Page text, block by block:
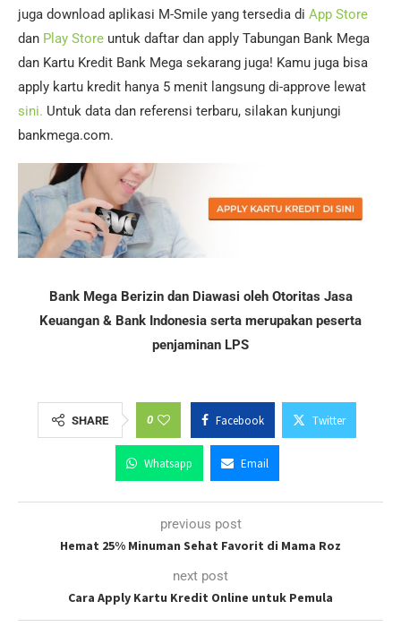
juga download aplikasi M-Smile yang tersedia di App Store
dan Play Store untuk daftar dan apply Tabungan Bank Mega
dan Kartu Kredit Bank Mega sekarang juga! Kamu juga bisa
apply kartu kredit hanya 5 menit langsung di-approve lewat
sini. Untuk data dan referensi terbaru, silakan kunjungi
bankmega.com.
Bank Mega Berizin dan Diawasi oleh Otoritas Jasa
Keuangan & Bank Indonesia serta merupakan peserta
penjaminan LPS
SHARE 0 Facebook Twitter
Whatsapp Email
previous post
Hemat 25% Minuman Sehat Favorit di Mama Roz
next post
Cara Apply Kartu Kredit Online untuk Pemula